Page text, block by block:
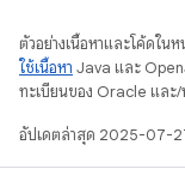
ตัวอย่างเนื้อหาและโค้ดใน
ใช้เนื้อหา Java และ
ทะเบียนของ Oracle และ/
อัปเดตล่าสุด 2025-07-